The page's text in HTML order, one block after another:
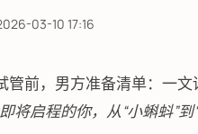
03-10 17:16
管前，男方准备清单：一
将启程的你，从“小蝌蚪”